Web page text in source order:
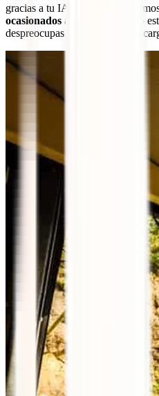
gracias a tu IATI Camper,
ocasionados a terceros
cuando
despreocupas y nosotros nos